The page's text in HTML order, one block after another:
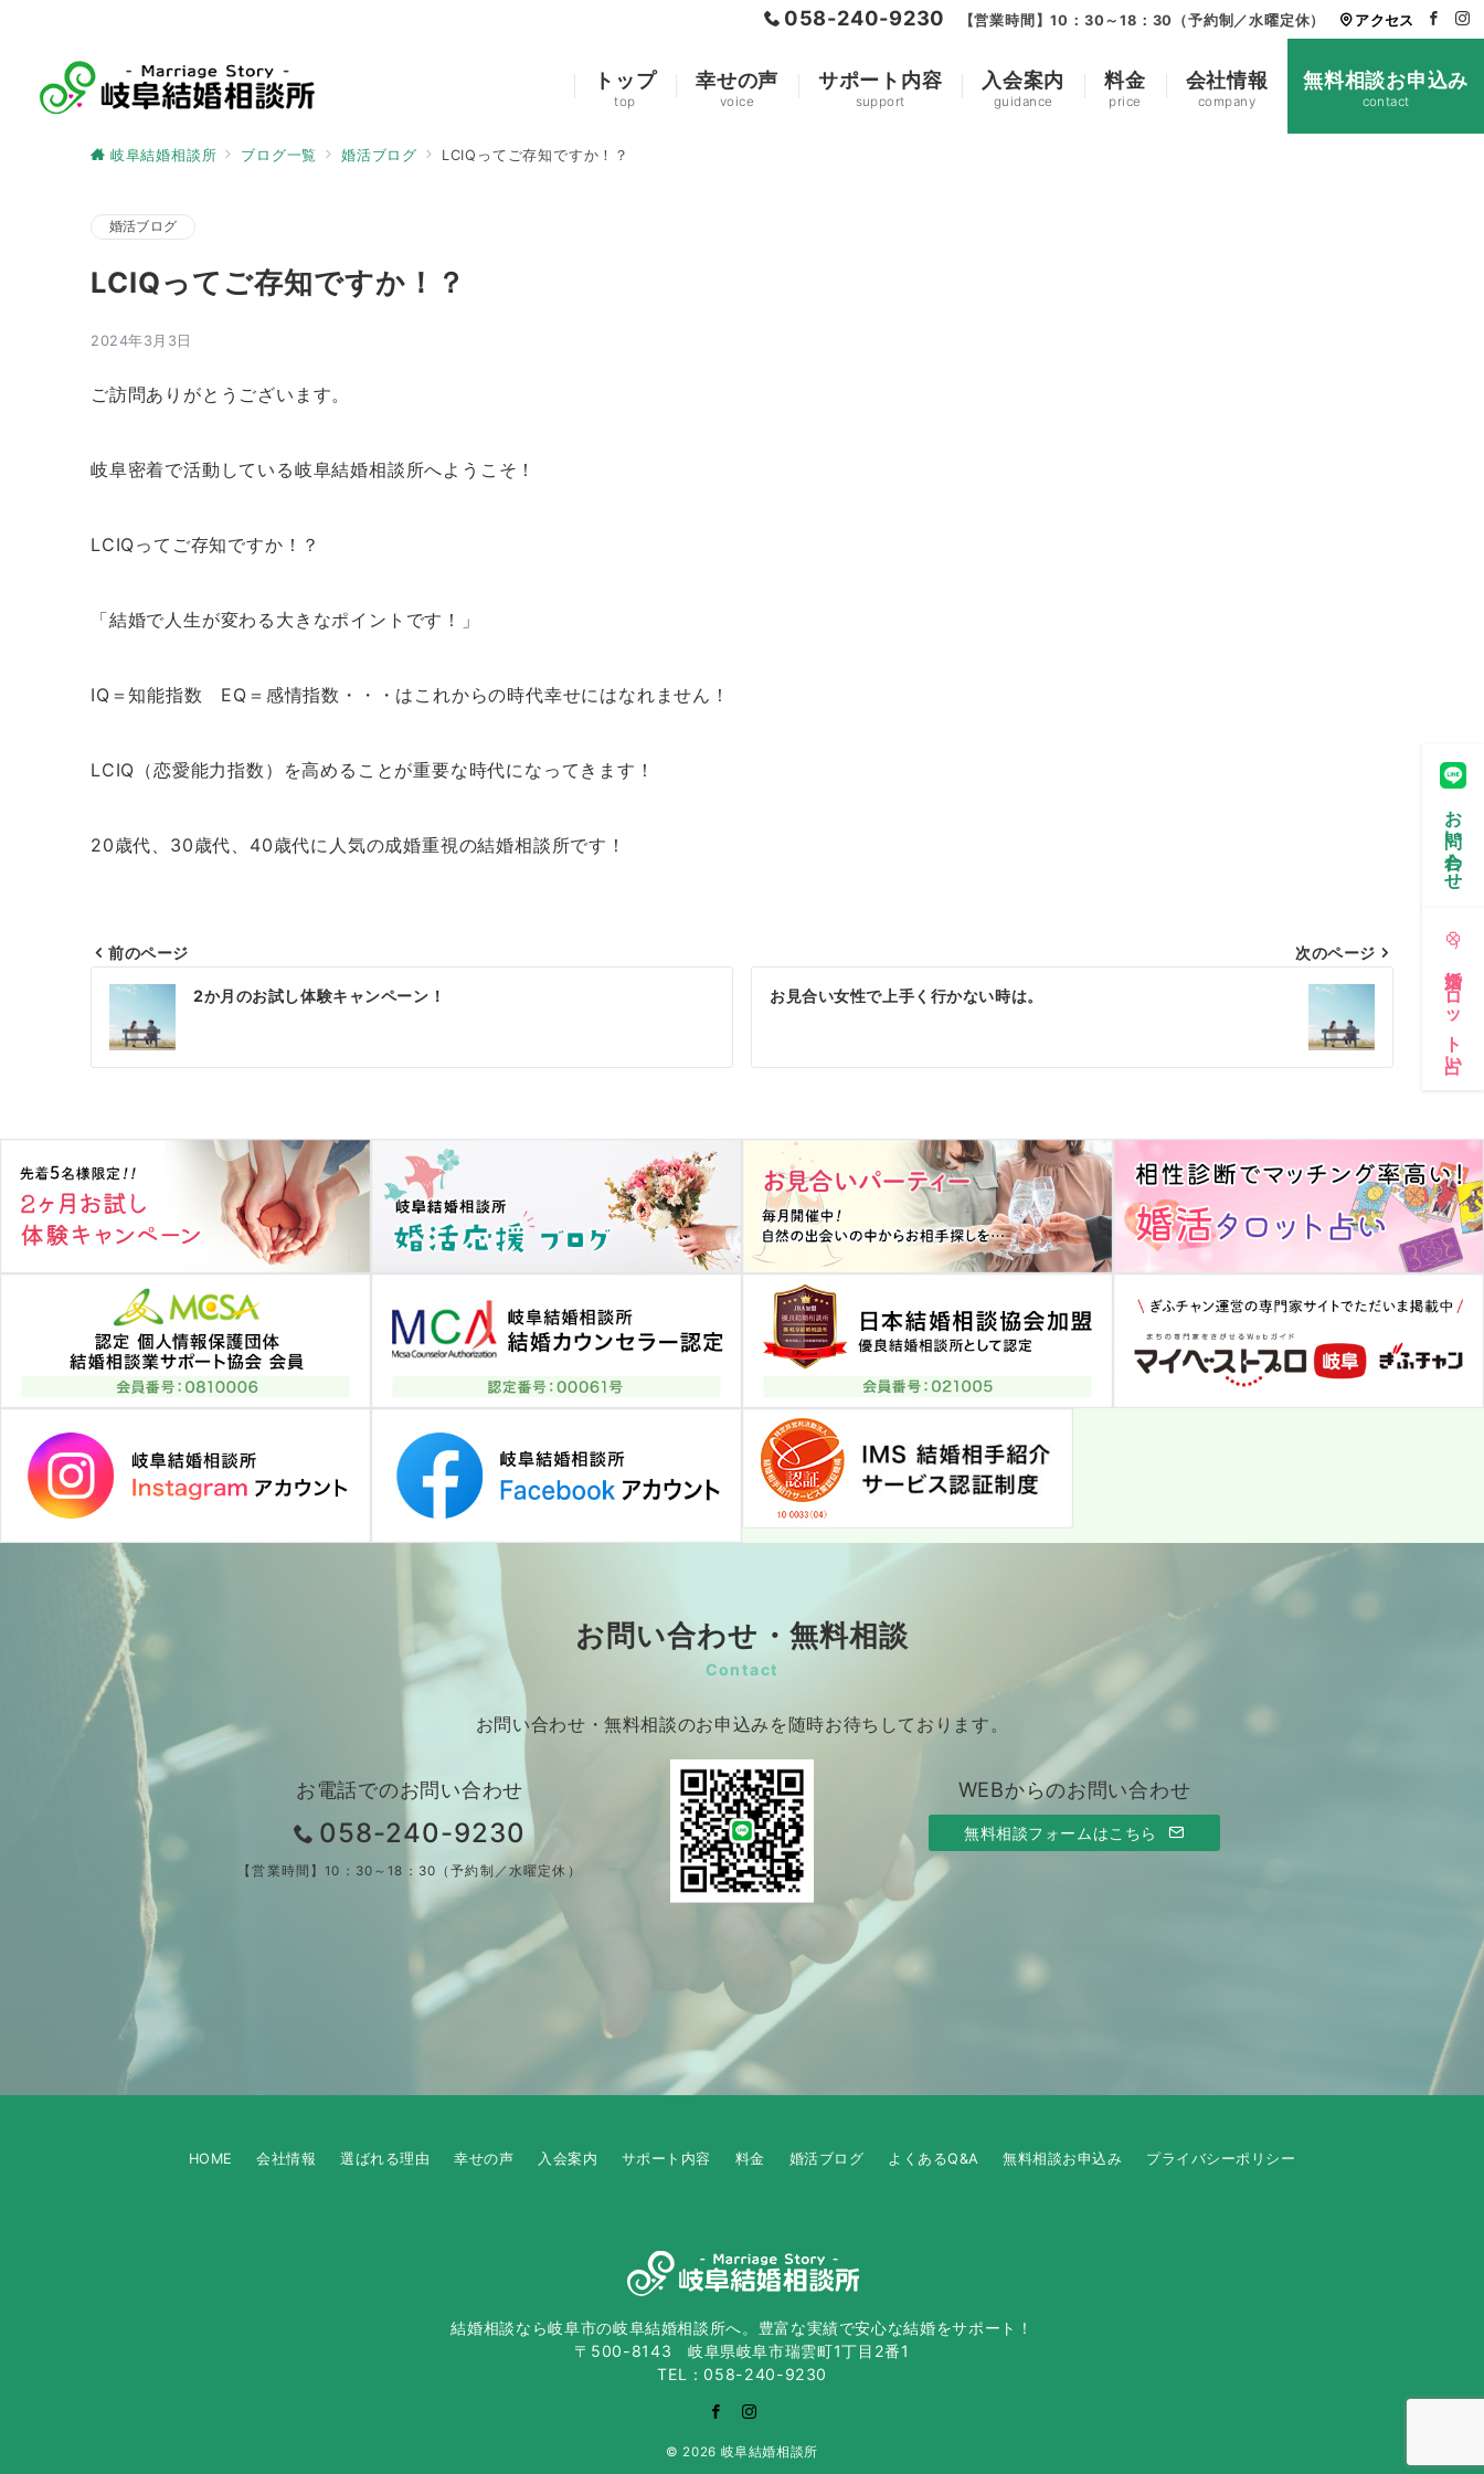
058-240-9230 【営業時間】10：30～18：30（予約制／水曜定休） アクセス
トップ
top
幸せの声
voice
サポート内容
support
入会案内
guidance
料金
price
会社情報
company
無料相談お申込み
contact
岐阜結婚相談所 ブログ一覧 婚活ブログ LCIQってご存知ですか！？
婚活ブログ
LCIQってご存知ですか！？
2024年3月3日
ご訪問ありがとうございます。
岐阜密着で活動している岐阜結婚相談所へようこそ！
LCIQってご存知ですか！？
「結婚で人生が変わる大きなポイントです！」
IQ＝知能指数 EQ＝感情指数・・・はこれからの時代幸せにはなれません！
LCIQ（恋愛能力指数）を高めることが重要な時代になってきます！
20歳代、30歳代、40歳代に人気の成婚重視の結婚相談所です！
投
稿
ナ
ゲ
ー
シ
ョ
ン
前のページ
2か月のお試し体験キャンペーン！
次のページ
お見合い女性で上手く行かない時は。
お問い合わせ・無料相談
Contact
お問い合わせ・無料相談のお申込みを随時お待ちしております。
お電話でのお問い合わせ
058-240-9230
【営業時間】10：30～18：30（予約制／水曜定休）
WEBからのお問い合わせ
無料相談フォームはこちら
HOME 会社情報 選ばれる理由 幸せの声 入会案内 サポート内容 料金 婚活ブログ よくあるQ&A 無料相談お申込み プライバシーポリシー
結婚相談なら岐阜市の岐阜結婚相談所へ。豊富な実績で安心な結婚をサポート！
〒500-8143 岐阜県岐阜市瑞雲町1丁目2番1
TEL：058-240-9230
© 2026 岐阜結婚相談所
お問い合わせ
婚活タロット占い